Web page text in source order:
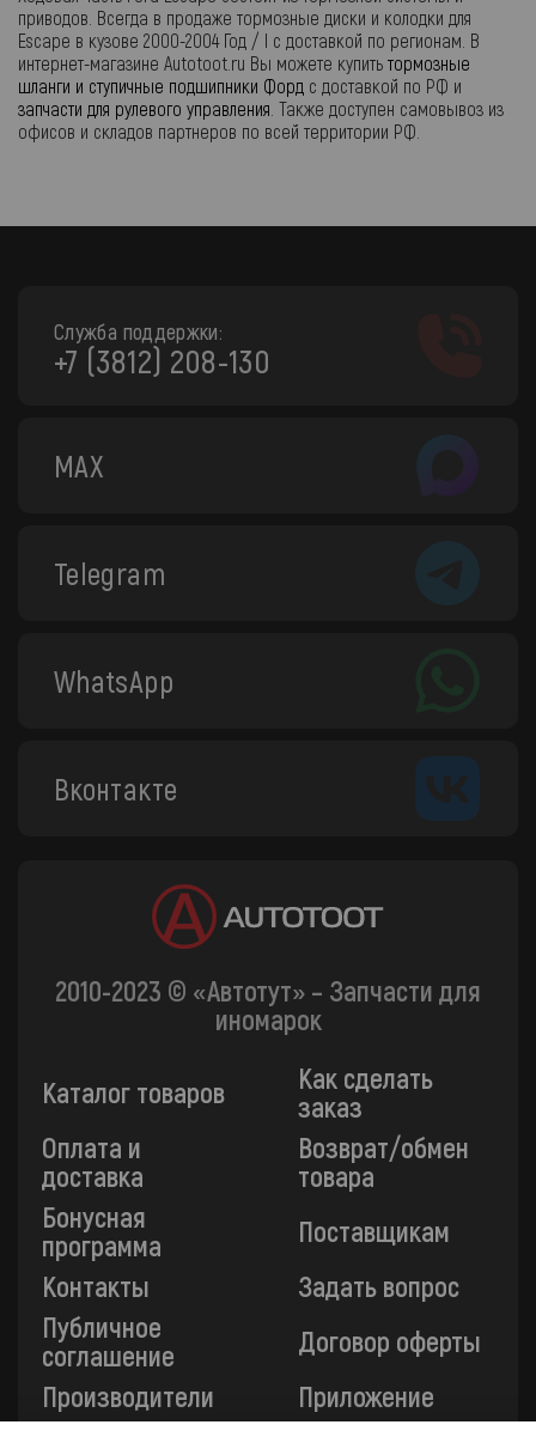
приводов. Всегда в продаже тормозные диски и колодки для
Escape в кузове 2000-2004 Год / I с доставкой по регионам. В
интернет-магазине Autotoot.ru Вы можете купить тормозные
шланги и ступичные подшипники Форд с доставкой по РФ и
запчасти для рулевого управления . Также доступен самовывоз из
офисов и складов партнеров по всей территории РФ.
Служба поддержки:
+7 (3812) 208-130
MAX
Telegram
WhatsApp
Вконтакте
2010-2023 © «Автотут» – Запчасти для
иномарок
Каталог товаров
Как сделать
заказ
Оплата и
доставка
Возврат/обмен
товара
Бонусная
программа
Поставщикам
Контакты
Задать вопрос
Публичное
соглашение
Договор оферты
Производители
Приложение